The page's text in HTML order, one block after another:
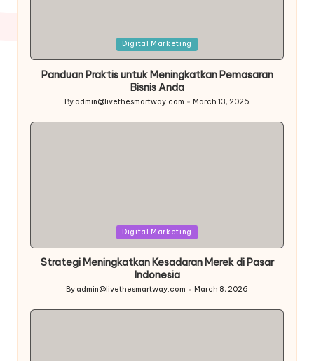
in
Digital Marketing
Panduan Praktis untuk Meningkatkan Pemasaran
Bisnis Anda
Posted
By admin@livethesmartway.com March 13, 2026
in
Digital Marketing
Strategi Meningkatkan Kesadaran Merek di Pasar
Indonesia
Posted
by
By admin@livethesmartway.com March 8, 2026